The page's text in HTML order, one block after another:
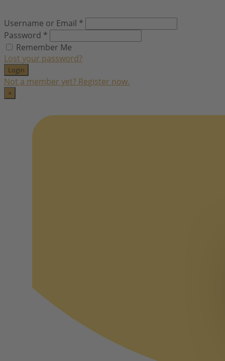
Username or Email *
Password *
Remember Me
Lost your password?
Login
Not a member yet? Register now.
×